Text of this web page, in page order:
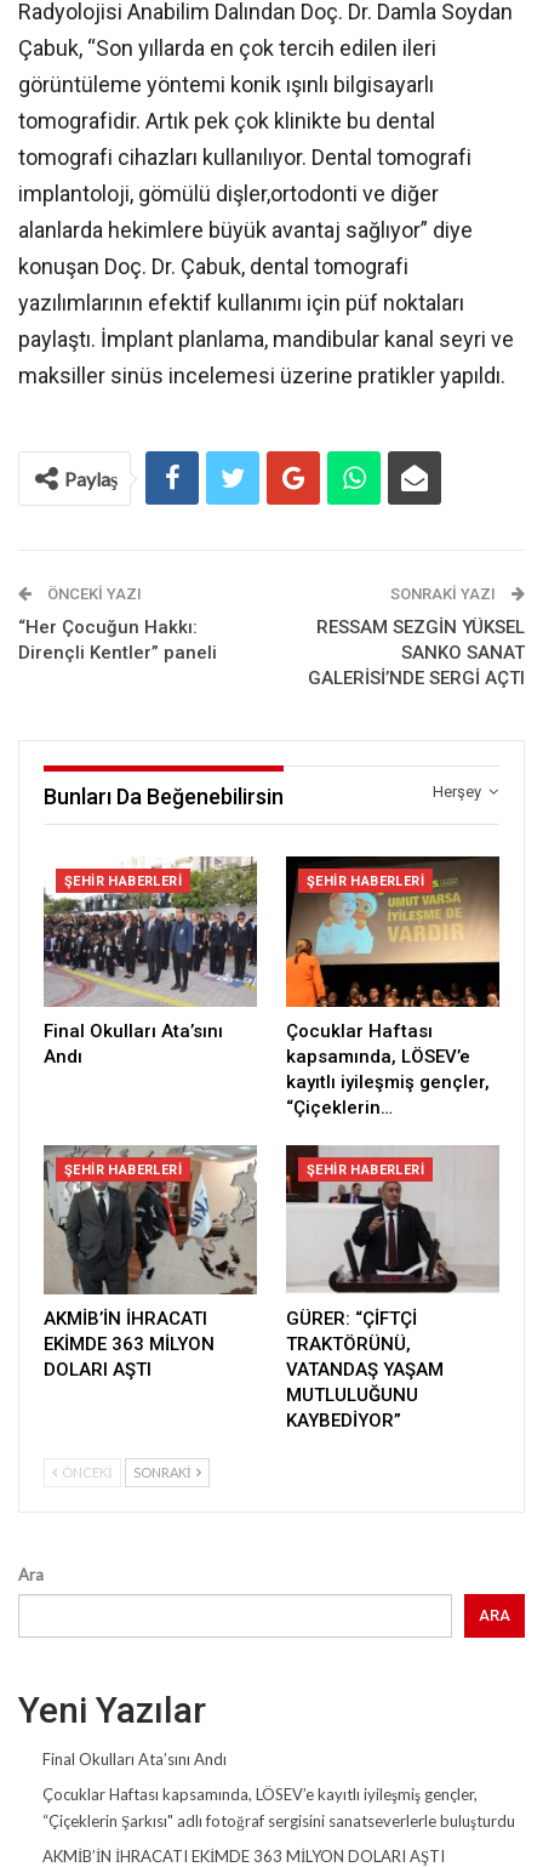
Radyolojisi Anabilim Dalından Doç. Dr. Damla Soydan
Çabuk, “Son yıllarda en çok tercih edilen ileri
görüntüleme yöntemi konik ışınlı bilgisayarlı
tomografidir. Artık pek çok klinikte bu dental
tomografi cihazları kullanılıyor. Dental tomografi
implantoloji, gömülü dişler,ortodonti ve diğer
alanlarda hekimlere büyük avantaj sağlıyor” diye
konuşan Doç. Dr. Çabuk, dental tomografi
yazılımlarının efektif kullanımı için püf noktaları
paylaştı. İmplant planlama, mandibular kanal seyri ve
maksiller sinüs incelemesi üzerine pratikler yapıldı.
Paylaş
ÖNCEKI YAZI
“Her Çocuğun Hakkı:
Dirençli Kentler” paneli
SONRAKI YAZI
RESSAM SEZGİN YÜKSEL
SANKO SANAT
GALERİSİ’NDE SERGİ AÇTI
Herşey
Bunları Da Beğenebilirsin
ŞEHIR HABERLERI
Final Okulları Ata’sını
Andı
ŞEHIR HABERLERI
Çocuklar Haftası
kapsamında, LÖSEV’e
kayıtlı iyileşmiş gençler,
“Çiçeklerin…
ŞEHIR HABERLERI
AKMİB’İN İHRACATI
EKİMDE 363 MİLYON
DOLARI AŞTI
ŞEHIR HABERLERI
GÜRER: “ÇİFTÇİ
TRAKTÖRÜNÜ,
VATANDAŞ YAŞAM
MUTLULUĞUNU
KAYBEDİYOR”
ÖNCEKI SONRAKI
Ara
ARA
Yeni Yazılar
Final Okulları Ata’sını Andı
Çocuklar Haftası kapsamında, LÖSEV’e kayıtlı iyileşmiş gençler,
“Çiçeklerin Şarkısı" adlı fotoğraf sergisini sanatseverlerle buluşturdu
AKMİB’İN İHRACATI EKİMDE 363 MİLYON DOLARI AŞTI